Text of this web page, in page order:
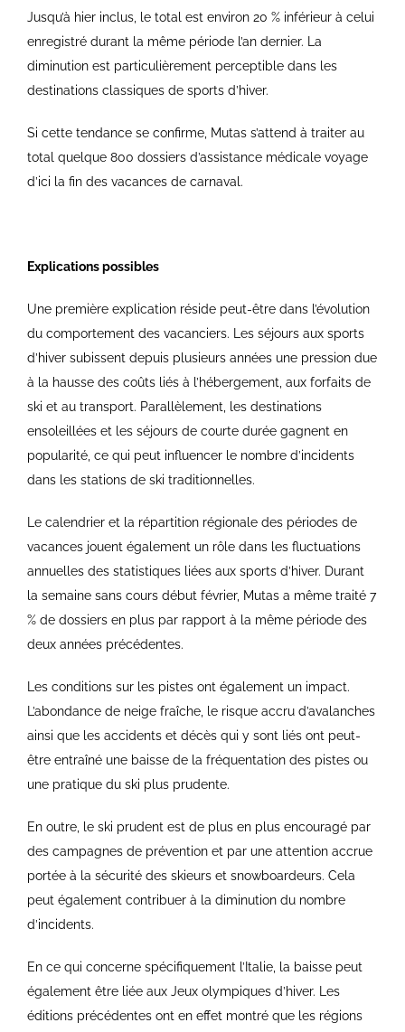
Jusqu’à hier inclus, le total est environ 20 % inférieur à celui
enregistré durant la même période l’an dernier. La
diminution est particulièrement perceptible dans les
destinations classiques de sports d’hiver.
Si cette tendance se confirme, Mutas s’attend à traiter au
total quelque 800 dossiers d’assistance médicale voyage
d’ici la fin des vacances de carnaval.
Explications possibles
Une première explication réside peut-être dans l’évolution
du comportement des vacanciers. Les séjours aux sports
d’hiver subissent depuis plusieurs années une pression due
à la hausse des coûts liés à l’hébergement, aux forfaits de
ski et au transport. Parallèlement, les destinations
ensoleillées et les séjours de courte durée gagnent en
popularité, ce qui peut influencer le nombre d’incidents
dans les stations de ski traditionnelles.
Le calendrier et la répartition régionale des périodes de
vacances jouent également un rôle dans les fluctuations
annuelles des statistiques liées aux sports d’hiver. Durant
la semaine sans cours début février, Mutas a même traité 7
% de dossiers en plus par rapport à la même période des
deux années précédentes.
Les conditions sur les pistes ont également un impact.
L’abondance de neige fraîche, le risque accru d’avalanches
ainsi que les accidents et décès qui y sont liés ont peut-
être entraîné une baisse de la fréquentation des pistes ou
une pratique du ski plus prudente.
En outre, le ski prudent est de plus en plus encouragé par
des campagnes de prévention et par une attention accrue
portée à la sécurité des skieurs et snowboardeurs. Cela
peut également contribuer à la diminution du nombre
d’incidents.
En ce qui concerne spécifiquement l’Italie, la baisse peut
également être liée aux Jeux olympiques d’hiver. Les
éditions précédentes ont en effet montré que les régions